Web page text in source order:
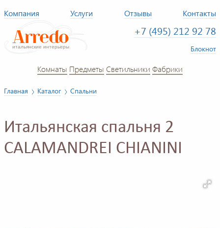
Компания Услуги Отзывы Контакты
+7 (495) 212 92 78
Блокнот
Комнаты Предметы Светильники Фабрики
Главная Каталог Спальни
Итальянская спальня 2
CALAMANDREI CHIANINI